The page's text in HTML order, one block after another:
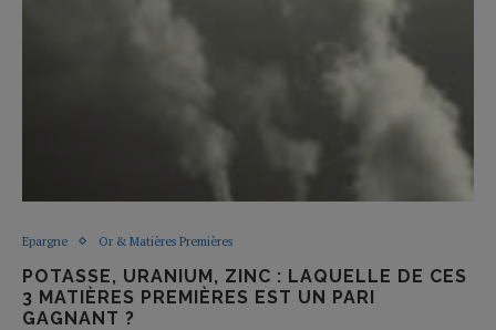
Epargne Or & Matières Premières
POTASSE, URANIUM, ZINC : LAQUELLE DE CES
3 MATIÈRES PREMIÈRES EST UN PARI
GAGNANT ?